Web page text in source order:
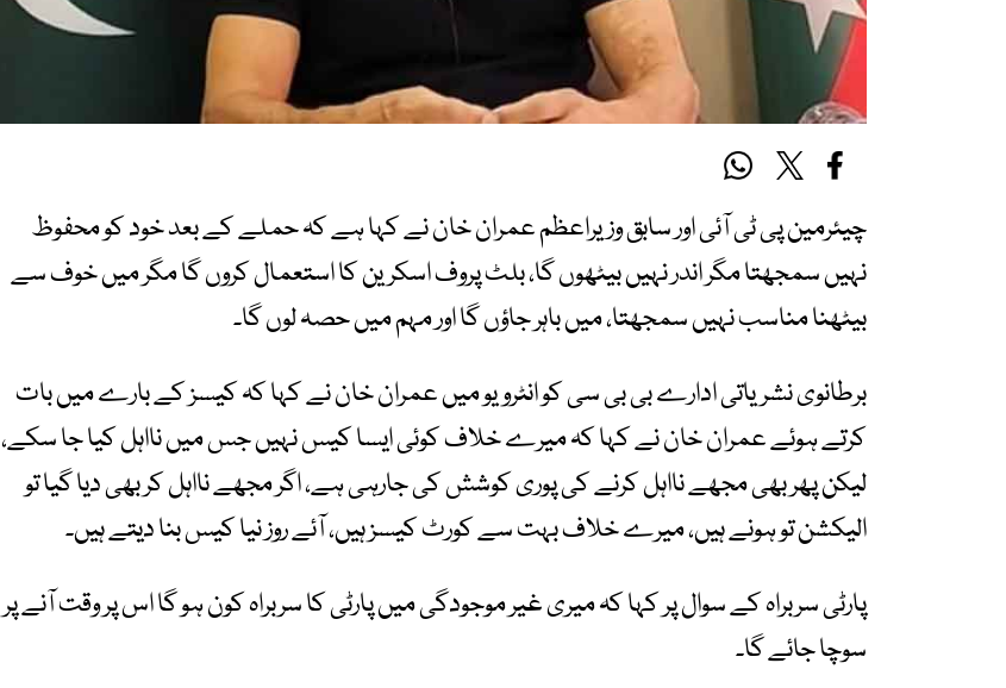
چیئرمین پی ٹی آئی اور سابق وزیراعظم عمران خان نے کہا ہے کہ حملے کے بعد خود کو محفوظ
نہیں سمجھتا مگر اندر نہیں بیٹھوں گا، بلٹ پروف اسکرین کا استعمال کروں گا مگر میں خوف سے
بیٹھنا مناسب نہیں سمجھتا، میں باہر جاؤں گا اور مہم میں حصہ لوں گا۔
برطانوی نشریاتی ادارے بی بی سی کو انٹرویو میں عمران خان نے کہا کہ کیسز کے بارے میں بات
کرتے ہوئے عمران خان نے کہا کہ میرے خلاف کوئی ایسا کیس نہیں جس میں نااہل کیا جا سکے،
لیکن پھر بھی مجھے نااہل کرنے کی پوری کوشش کی جارہی ہے، اگر مجھے نااہل کر بھی دیا گیا تو
الیکشن تو ہونے ہیں، میرے خلاف بہت سے کورٹ کیسز ہیں، آئے روز نیا کیس بنا دیتے ہیں۔
پارٹی سربراہ کے سوال پر کہا کہ میری غیر موجودگی میں پارٹی کا سربراہ کون ہو گا اس پر وقت آنے پر
سوچا جائے گا۔